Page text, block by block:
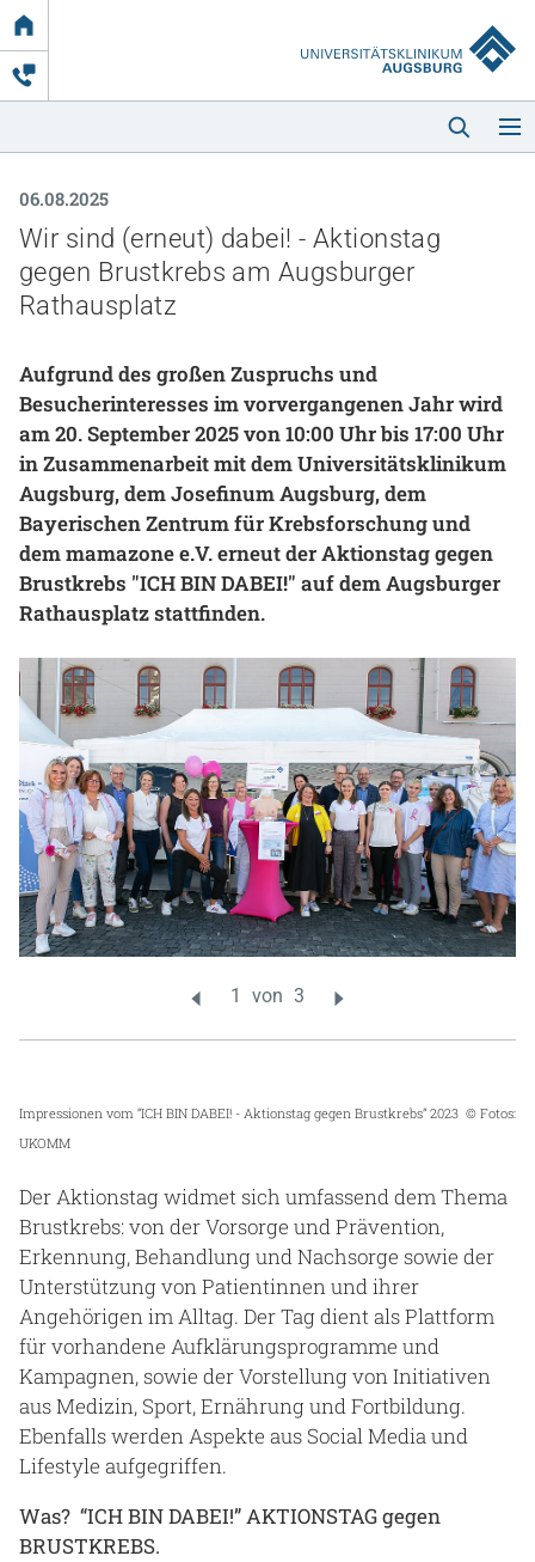
Link
zur
Startseite
Kliniken & Einrichtungen
Patienten & Besucher
Zuweisende
Gesundheit & Medizin
Über uns
Beruf & Karriere
Notaufnahme
Anreise
06.08.2025
Wir sind (erneut) dabei! - Aktionstag
gegen Brustkrebs am Augsburger
Rathausplatz
Aufgrund des großen Zuspruchs und
Besucherinteresses im vorvergangenen Jahr wird
am 20. September 2025 von 10:00 Uhr bis 17:00 Uhr
in Zusammenarbeit mit dem Universitätsklinikum
Augsburg, dem Josefinum Augsburg, dem
Bayerischen Zentrum für Krebsforschung und
dem mamazone e.V. erneut der Aktionstag gegen
Brustkrebs "ICH BIN DABEI!" auf dem Augsburger
Rathausplatz stattfinden.
Impressionen vom “ICH BIN DABEI! - Aktionstag gegen Brustkrebs” 2023 © Fotos:
UKOMM
Der Aktionstag widmet sich umfassend dem Thema
Brustkrebs: von der Vorsorge und Prävention,
Erkennung, Behandlung und Nachsorge sowie der
Unterstützung von Patientinnen und ihrer
Angehörigen im Alltag. Der Tag dient als Plattform
für vorhandene Aufklärungsprogramme und
Kampagnen, sowie der Vorstellung von Initiativen
aus Medizin, Sport, Ernährung und Fortbildung.
Ebenfalls werden Aspekte aus Social Media und
Lifestyle aufgegriffen.
Was? “ICH BIN DABEI!” AKTIONSTAG gegen
BRUSTKREBS.